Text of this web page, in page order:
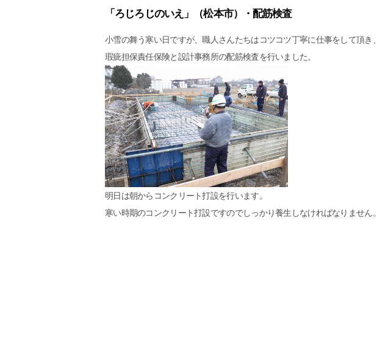
「ろじろじのいえ」（松本市）・配筋検査
小雪の舞う寒い日ですが、職人さんたちはコツコツ丁寧に仕事をして頂き、
瑕疵担保責任保険と設計事務所の配筋検査を行いました。
明日は朝からコンクリート打設を行います。
寒い時期のコンクリート打設ですのでしっかり養生しなければなりません。